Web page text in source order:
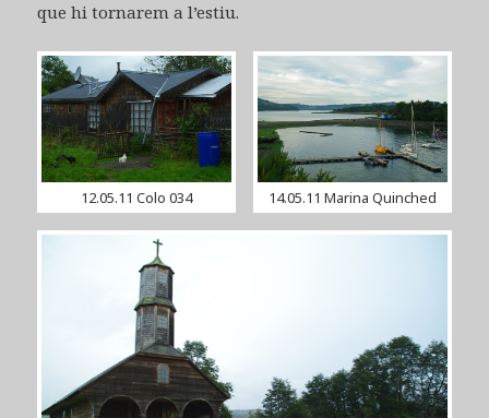
que hi tornarem a l’estiu.
12.05.11 Colo 034 14.05.11 Marina Quinched